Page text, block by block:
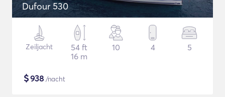
Dufour 530
Zeiljacht
54 ft
16 m
10 4 5
$938 /nacht